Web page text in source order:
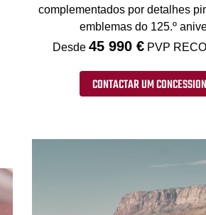
complementados por detalhes
emblemas do 125.º
Desde 45 990 € PVP
CONTACTAR UM